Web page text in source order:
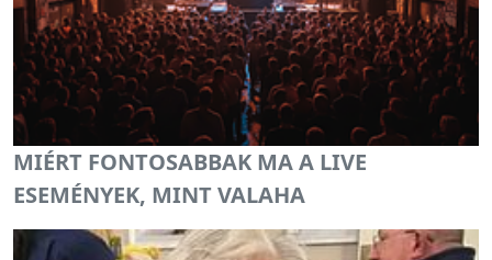
MIÉRT FONTOSABBAK MA A LIVE
ESEMÉNYEK, MINT VALAHA